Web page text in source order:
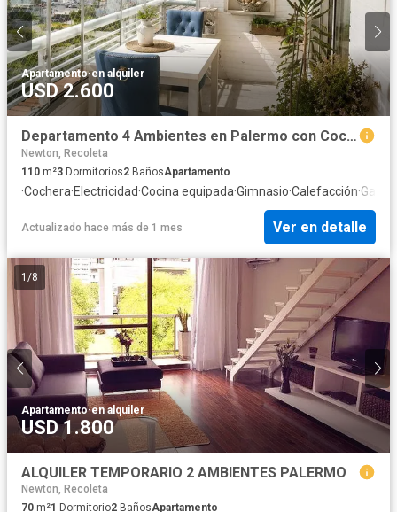
Apartamento·en alquiler
USD 2.600
Departamento 4 Ambientes en Palermo con Cochera
Newton, Recoleta
110 m²3 Dormitorios2 BañosApartamento
·Cochera·Electricidad·Cocina equipada·Gimnasio·Calefacción·Gas
Actualizado hace más de 1 mes Ver en detalle
1 /8
Apartamento·en alquiler
USD 1.800
ALQUILER TEMPORARIO 2 AMBIENTES PALERMO
Newton, Recoleta
70 m²1 Dormitorio2 BañosApartamento